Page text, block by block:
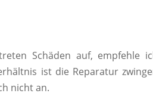
Schäden auf,
ist die Reparatur
nicht an.